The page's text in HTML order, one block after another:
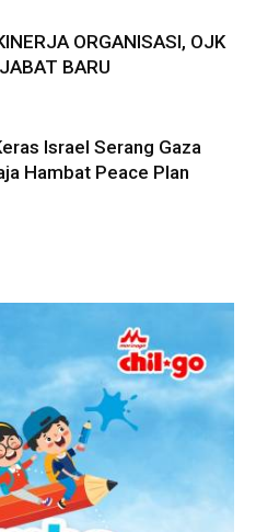
ORGANISASI, OJK
BARU
Israel Serang Gaza
Hambat Peace Plan